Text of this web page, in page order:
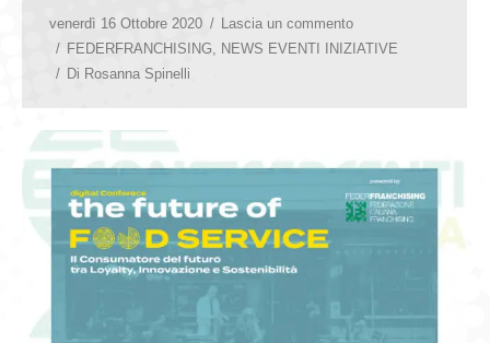
venerdì 16 Ottobre 2020
Lascia un commento
FEDERFRANCHISING, NEWS EVENTI INIZIATIVE
Di Rosanna Spinelli